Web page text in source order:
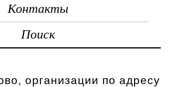
Контакты
Поиск
организации по адресу